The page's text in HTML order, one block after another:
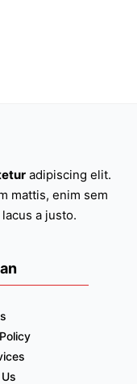
adipiscing elit.
mattis, enim sem
a justo.